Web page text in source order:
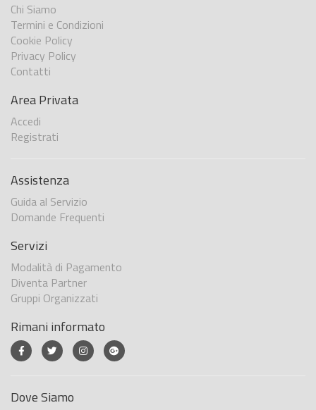
Chi Siamo
Termini e Condizioni
Cookie Policy
Privacy Policy
Contatti
Area Privata
Accedi
Registrati
Assistenza
Guida al Servizio
Domande Frequenti
Servizi
Modalità di Pagamento
Diventa Partner
Gruppi Organizzati
Rimani informato
Dove Siamo